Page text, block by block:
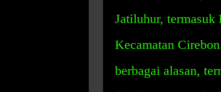
Jatiluhur, termasuk
Kecamatan
berbagai alasan,